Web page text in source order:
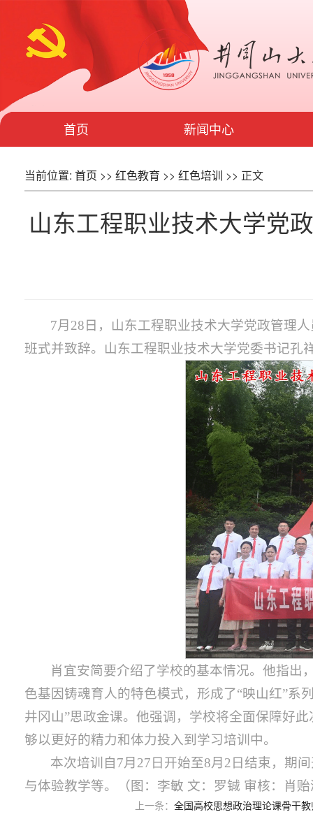
首页 新闻中心
当前位置: 首页 >> 红色教育 >> 红色培训 >> 正文
山东工程职业技术大学党
7月28日，山东工程职业技术大学党政管理
班式并致辞。山东工程职业技术大学党委书记孔
肖宜安简要介绍了学校的基本情况。他指出
色基因铸魂育人的特色模式，形成了“映山红”系
井冈山”思政金课。他强调，学校将全面保障好
够以更好的精力和体力投入到学习培训中。
本次培训自7月27日开始至8月2日结束，期
与体验教学等。（图：李敏 文：罗铖 审核：肖
上一条： 全国高校思想政治理论课骨干